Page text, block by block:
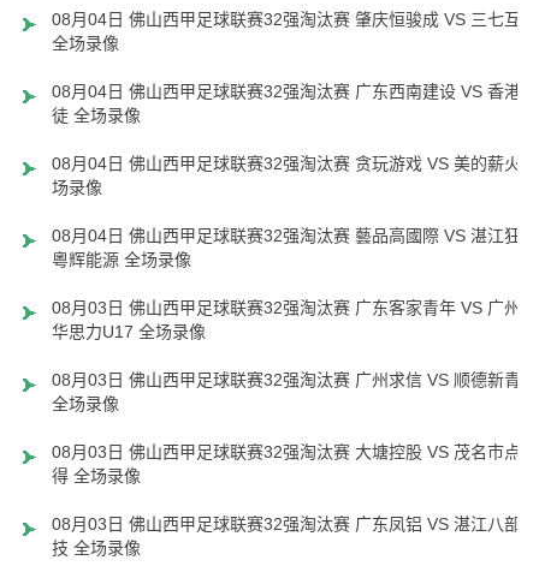
08月04日 佛山西甲足球联赛32强淘汰赛 肇庆恒骏成 VS 三七互娱
全场录像
08月04日 佛山西甲足球联赛32强淘汰赛 广东西南建设 VS 香港圣
徒 全场录像
08月04日 佛山西甲足球联赛32强淘汰赛 贪玩游戏 VS 美的薪火
场录像
08月04日 佛山西甲足球联赛32强淘汰赛 藝品高國際 VS 湛江狂狼
粵辉能源 全场录像
08月03日 佛山西甲足球联赛32强淘汰赛 广东客家青年 VS 广州英
华思力U17 全场录像
08月03日 佛山西甲足球联赛32强淘汰赛 广州求信 VS 顺德新青年
全场录像
08月03日 佛山西甲足球联赛32强淘汰赛 大塘控股 VS 茂名市点都
得 全场录像
08月03日 佛山西甲足球联赛32强淘汰赛 广东凤铝 VS 湛江八部科
技 全场录像